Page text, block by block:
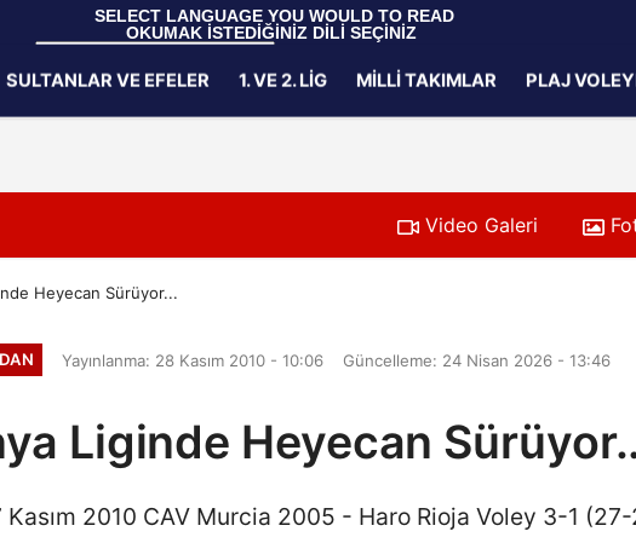
SELECT LANGUAGE YOU WOULD TO READ
OKUMAK İSTEDİĞİNİZ DİLİ SEÇİNİZ
SULTANLAR VE EFELER 1. VE 2. LIG MILLI TAKIMLAR PLAJ
Video Galeri
Heyecan Sürüyor...
Yayınlanma: 28 Kasım 2010 - 10:06 Güncelleme: 24 Nisan 2026 - 13:46
Liginde Heyecan
2010 CAV Murcia 2005 - Haro Rioja Voley 3-1